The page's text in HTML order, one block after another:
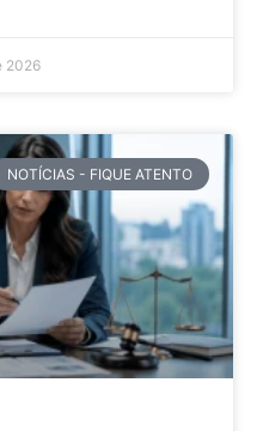
2026
NOTÍCIAS - FIQUE ATENTO